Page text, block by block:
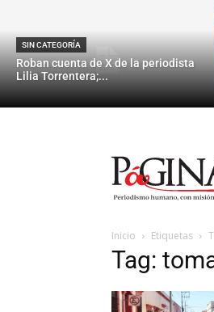
SIN CATEGORÍA
Roban cuenta de X de la periodista
Lilia Torrentera;...
Inicio Etiquetas
Tag: